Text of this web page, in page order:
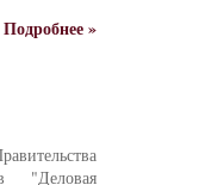
Подробнее »
"Деловая